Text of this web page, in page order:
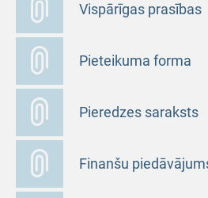
Vispārīgas prasības
Pieteikuma forma
Pieredzes saraksts
Finanšu